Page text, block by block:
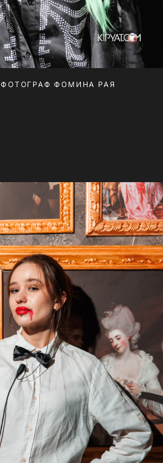
ФОТОГРАФ ФОМИНА РАЯ